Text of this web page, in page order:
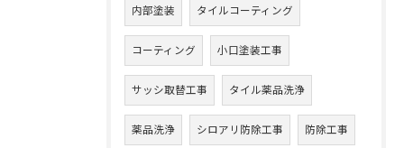
内部塗装 タイルコーティング
コーティング 小口塗装工事
サッシ取替工事 タイル薬品洗浄
薬品洗浄 シロアリ防除工事 防除工事